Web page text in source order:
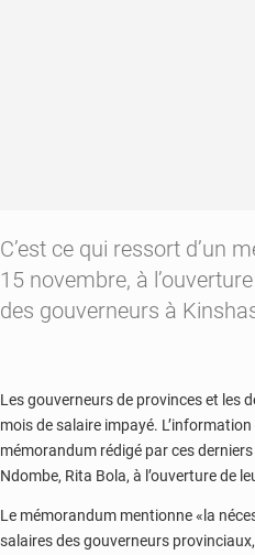
C’est ce qui ressort d’un
15 novembre, à
des gouverneurs à
Les gouverneurs de provinces et les
mois de salaire impayé.
mémorandum rédigé par ces
Ndombe, Rita Bola, à l’ouverture de
Le mémorandum mentionne «la
salaires des gouverneurs